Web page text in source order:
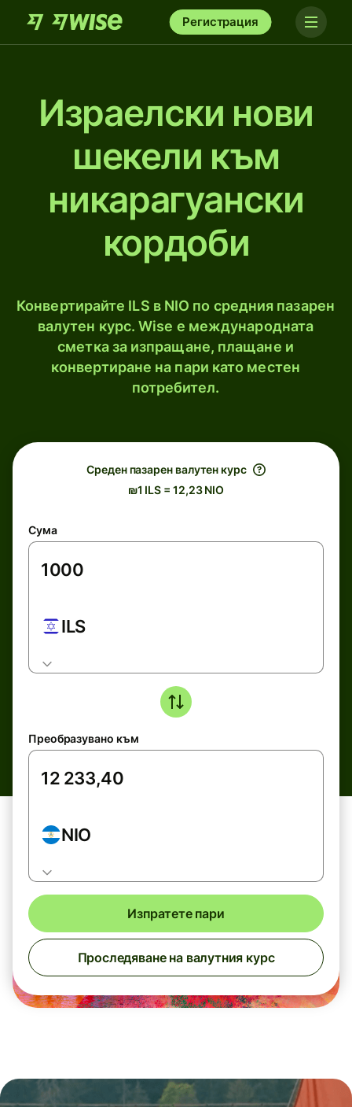
Регистрация
Израелски нови
шекели към
никарагуански
кордоби
Конвертирайте ILS в NIO по средния пазарен
валутен курс. Wise е международната
сметка за изпращане, плащане и
конвертиране на пари като местен
потребител.
Среден пазарен валутен курс
₪1 ILS = 12,23 NIO
Сума
ILS
Преобразувано към
NIO
Изпратете пари
Проследяване на валутния курс